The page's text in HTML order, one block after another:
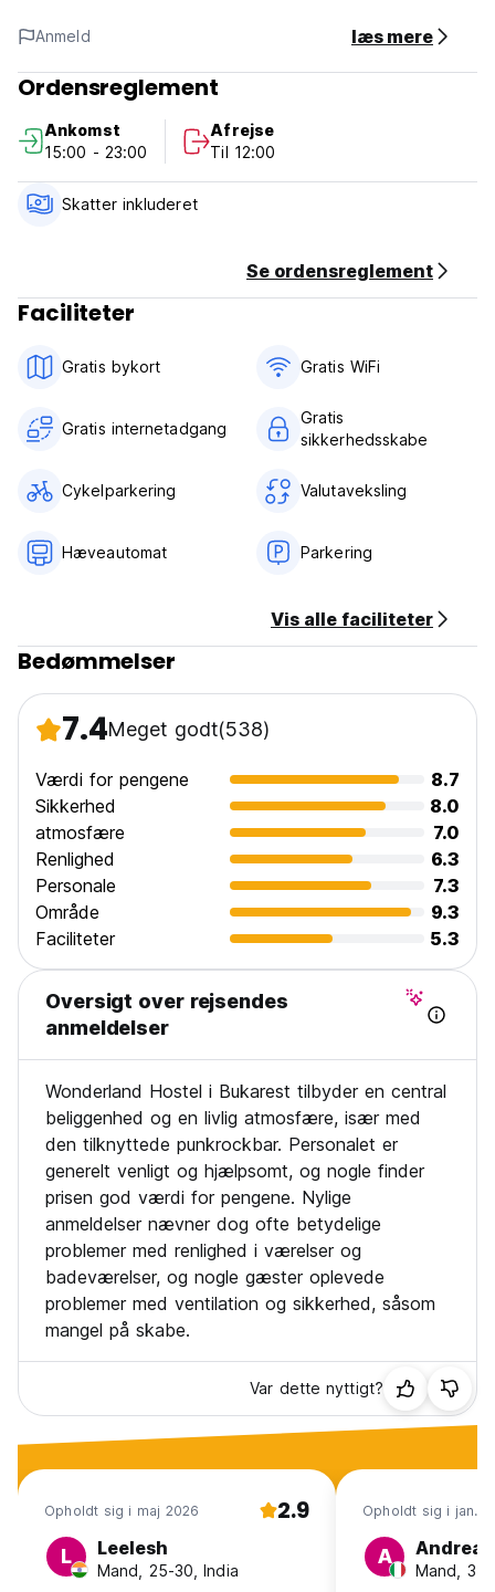
Vi har også vores egen bar/klub, Underworld, en af ​​de
bedste alternative/indie barer/klubber i Bukarest, hvor du
kan hænge ud, se en koncert/DJ, få en drink, spille noget
gratis bordfodbold og møde seje lokale.
Der er trådløst internet på værelserne og aircondition om
sommeren.
Bemærk venligst, at restbeløbet ved ankomst kun kan
Anmeld læs mere
Ordensreglement
Ankomst
15:00 - 23:00
Afrejse
Til 12:00
Skatter inkluderet
Se ordensreglement
Faciliteter
Gratis bykort Gratis WiFi
Gratis internetadgang
Gratis
sikkerhedsskabe
Cykelparkering Valutaveksling
Hæveautomat Parkering
Vis alle faciliteter
Bedømmelser
7.4Meget godt(538)
Værdi for pengene
8.7
Sikkerhed
8.0
atmosfære
7.0
Renlighed
6.3
Personale
7.3
Område
9.3
Faciliteter
5.3
Oversigt over rejsendes
anmeldelser
Wonderland Hostel i Bukarest tilbyder en central
beliggenhed og en livlig atmosfære, især med
den tilknyttede punkrockbar. Personalet er
generelt venligt og hjælpsomt, og nogle finder
prisen god værdi for pengene. Nylige
anmeldelser nævner dog ofte betydelige
problemer med renlighed i værelser og
badeværelser, og nogle gæster oplevede
problemer med ventilation og sikkerhed, såsom
mangel på skabe.
Var dette nyttigt?
Opholdt sig i maj 2026 2.9
L Leelesh
Mand, 25-30, India
Opholdt sig i jan.
A Andrea
Mand,